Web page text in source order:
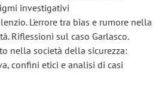
investigativi
L'errore tra bias e rumore nella
Riflessioni sul caso Garlasco.
nella società della sicurezza:
confini etici e analisi di casi